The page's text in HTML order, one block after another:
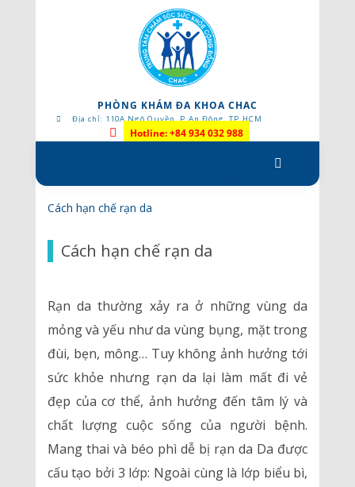
PHÒNG KHÁM ĐA KHOA CHAC
Địa chỉ: 110A Ngô Quyền, P.An Đông, TP.HCM
Hotline: +84 934 032 988
to
Cách hạn chế rạn da
Cách hạn chế rạn da
Rạn da thường xảy ra ở những vùng da
mỏng và yếu như da vùng bụng, mặt trong
đùi, bẹn, mông… Tuy không ảnh hưởng tới
sức khỏe nhưng rạn da lại làm mất đi vẻ
đẹp của cơ thể, ảnh hưởng đến tâm lý và
chất lượng cuộc sống của người bệnh.
Mang thai và béo phì dễ bị rạn da Da được
cấu tạo bởi 3 lớp: Ngoài cùng là lớp biểu bì,